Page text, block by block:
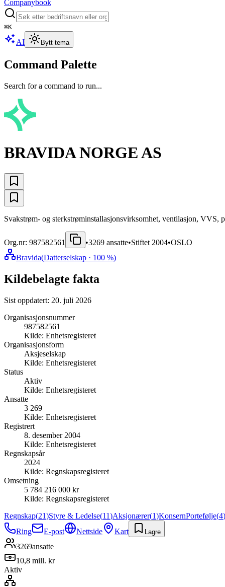
Companybook
⌘K
AI Bytt tema
Command Palette
Search for a command to run...
BRAVIDA NORGE AS
Svakstrøm- og sterkstrøminstallasjonsvirksomhet, ventilasjon, VVS,
Org.nr: 987582561 •3269 ansatte•Stiftet 2004•OSLO
Bravida(Datterselskap · 100 %)
Kildebelagte fakta
Sist oppdatert: 20. juli 2026
Organisasjonsnummer
987582561
Kilde: Enhetsregisteret
Organisasjonsform
Aksjeselskap
Kilde: Enhetsregisteret
Status
Aktiv
Kilde: Enhetsregisteret
Ansatte
3 269
Kilde: Enhetsregisteret
Registrert
8. desember 2004
Kilde: Enhetsregisteret
Regnskapsår
2024
Kilde: Regnskapsregisteret
Omsetning
5 784 216 000 kr
Kilde: Regnskapsregisteret
Regnskap(21)Styre & Ledelse(11)Aksjonærer(1)KonsernPortefølje(4)
Ring
E-post Nettside Kart Lagre
3269ansatte
10,8 mill. kr
Aktiv